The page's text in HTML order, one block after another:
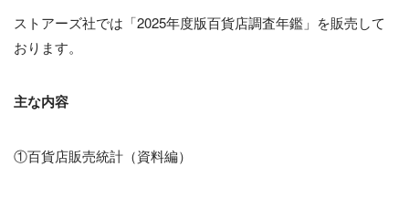
ストアーズ社では「2025年度版百貨店調査年鑑」を販売して
おります。
主な内容
①百貨店販売統計（資料編）